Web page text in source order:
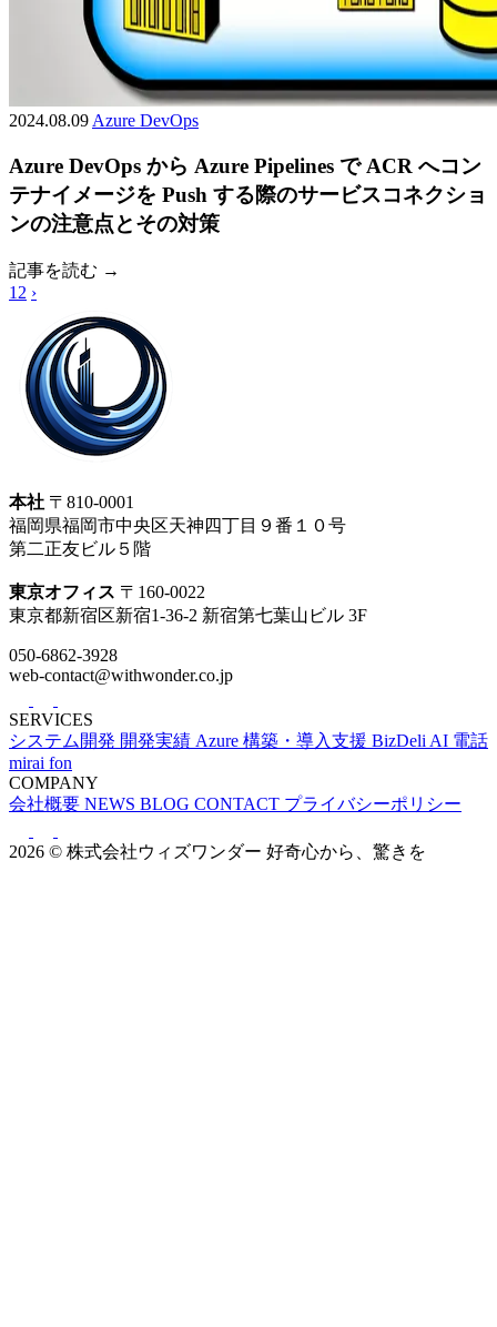
2024.08.09 Azure DevOps
Azure DevOps から Azure Pipelines で ACR へコン
テナイメージを Push する際のサービスコネクショ
ンの注意点とその対策
記事を読む →
1 2 ›
本社 〒810-0001
福岡県福岡市中央区天神四丁目９番１０号
第二正友ビル５階
東京オフィス 〒160-0022
東京都新宿区新宿1-36-2 新宿第七葉山ビル 3F
050-6862-3928
web-contact@withwonder.co.jp
SERVICES
システム開発 開発実績 Azure 構築・導入支援 BizDeli AI 電話
mirai fon
COMPANY
会社概要 NEWS BLOG CONTACT プライバシーポリシー
2026 © 株式会社ウィズワンダー 好奇心から、驚きを